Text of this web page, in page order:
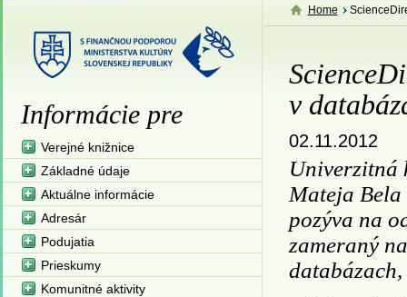
Home
v
02.11.2012
Univerzitná
Mateja
pozýva na
zameraný
Informácie pre
Verejné knižnice
Základné údaje
Aktuálne informácie
Adresár
Podujatia
Prieskumy
Komunitné aktivity